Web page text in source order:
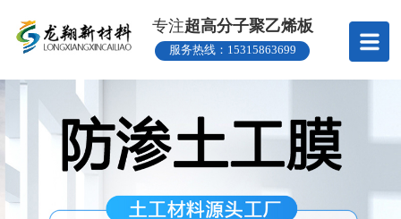
专注超高分子聚乙烯板
服务热线： 15315863699